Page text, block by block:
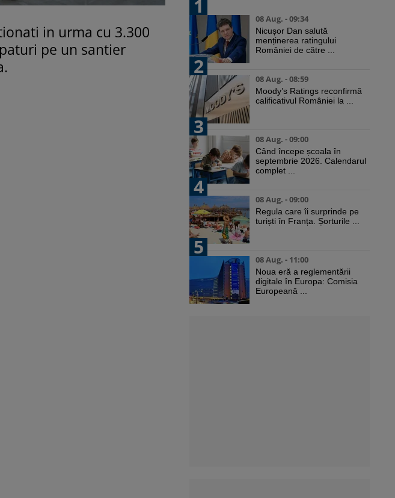
in urma cu 3.300
pe un santier
1
08 Aug. - 09:34
Nicușor Dan salută
menținerea ratingului
României de către ...
2
08 Aug. - 08:59
Moody’s Ratings reconfirmă
calificativul României la ...
3
08 Aug. - 09:00
Când începe școala în
septembrie 2026. Calendarul
complet ...
4
08 Aug. - 09:00
Regula care îi surprinde pe
turiști în Franța. Șorturile ...
5
08 Aug. - 11:00
Noua eră a reglementării
digitale în Europa: Comisia
Europeană ...